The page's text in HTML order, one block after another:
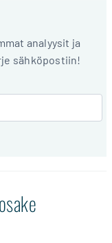
analyysit ja
sähköpostiin!